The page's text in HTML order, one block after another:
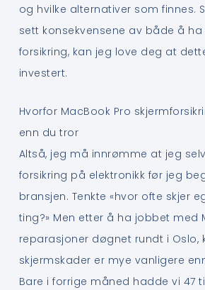
og hvilke alternativer som finnes.
sett konsekvensene av både å ha
forsikring, kan jeg love deg at
investert.
Hvorfor MacBook Pro
enn du tror
Altså, jeg må innrømme at jeg
forsikring på elektronikk før jeg
bransjen. Tenkte «hvor ofte skjer
ting?» Men etter å ha jobbet med
reparasjoner døgnet rundt i Oslo,
skjermskader er mye vanligere
Bare i forrige måned hadde vi 47